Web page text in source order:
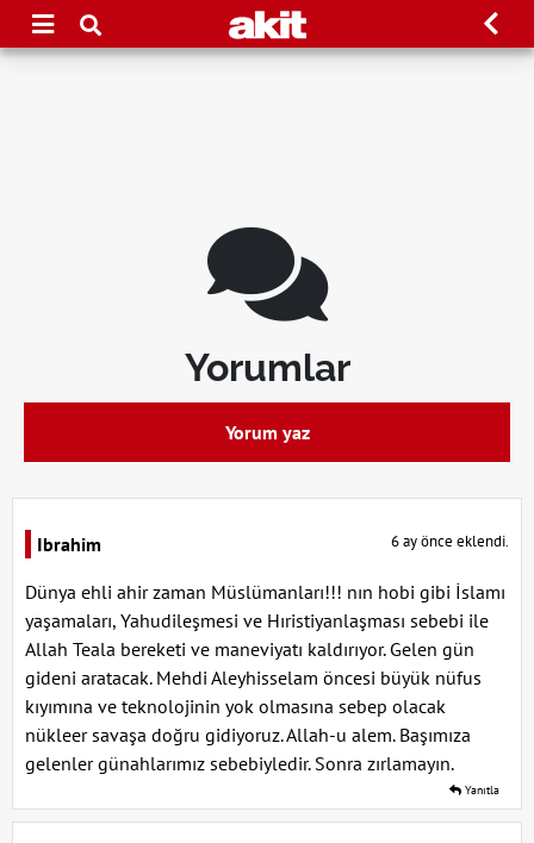
Yorumlar
Yorum yaz
Ibrahim 6 ay önce eklendi.
Dünya ehli ahir zaman Müslümanları!!! nın hobi gibi İslamı
yaşamaları, Yahudileşmesi ve Hıristiyanlaşması sebebi ile
Allah Teala bereketi ve maneviyatı kaldırıyor. Gelen gün
gideni aratacak. Mehdi Aleyhisselam öncesi büyük nüfus
kıyımına ve teknolojinin yok olmasına sebep olacak
nükleer savaşa doğru gidiyoruz. Allah-u alem. Başımıza
gelenler günahlarımız sebebiyledir. Sonra zırlamayın.
Yanıtla